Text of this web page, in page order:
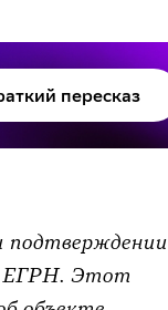
пересказ
подтверждении
ЕГРН. Этот